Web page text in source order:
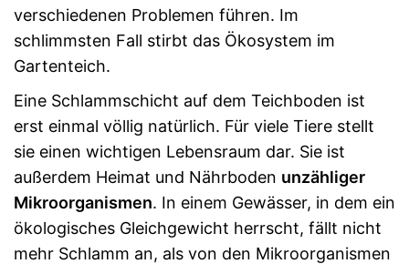
verschiedenen Problemen führen. Im
schlimmsten Fall stirbt das Ökosystem im
Gartenteich.
Eine Schlammschicht auf dem Teichboden ist
erst einmal völlig natürlich. Für viele Tiere stellt
sie einen wichtigen Lebensraum dar. Sie ist
außerdem Heimat und Nährboden unzähliger
Mikroorganismen. In einem Gewässer, in dem ein
ökologisches Gleichgewicht herrscht, fällt nicht
mehr Schlamm an, als von den Mikroorganismen